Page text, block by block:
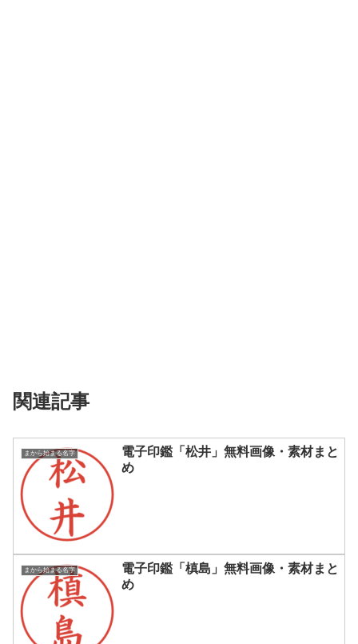
関連記事
まから始まる名字
電子印鑑「松井」無料画像・素材まと
め
まから始まる名字
電子印鑑「槙島」無料画像・素材まと
め